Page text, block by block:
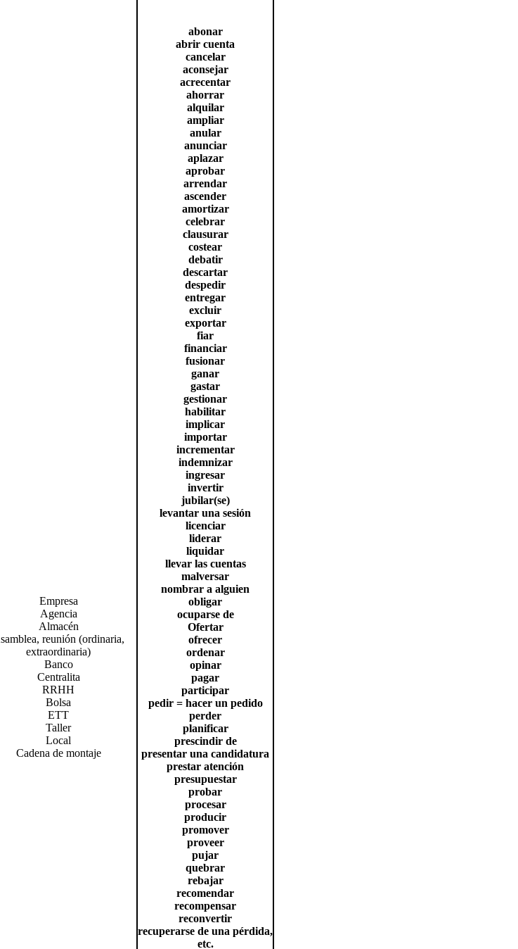
Empresa
Agencia
Almacén
reunión (ordinaria,
extraordinaria)
Banco
Centralita
RRHH
Bolsa
ETT
Taller
Local
Cadena de montaje
abonar
abrir cuenta
cancelar
aconsejar
acrecentar
ahorrar
alquilar
ampliar
anular
anunciar
aplazar
aprobar
arrendar
ascender
amortizar
celebrar
clausurar
costear
debatir
descartar
despedir
entregar
excluir
exportar
fiar
financiar
fusionar
ganar
gastar
gestionar
habilitar
implicar
importar
incrementar
indemnizar
ingresar
invertir
jubilar(se)
levantar una sesión
licenciar
liderar
liquidar
llevar las cuentas
malversar
nombrar a alguien
obligar
ocuparse de
Ofertar
ofrecer
ordenar
opinar
pagar
participar
pedir = hacer un pedido
perder
planificar
prescindir de
presentar una candidatura
prestar atención
presupuestar
probar
procesar
producir
promover
proveer
pujar
quebrar
rebajar
recomendar
recompensar
reconvertir
recuperarse de una pérdida,
etc.